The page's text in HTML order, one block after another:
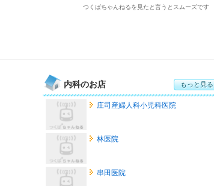
つくばちゃんねるを見たと言うとスムーズです
内科のお店 もっと見る
庄司産婦人科小児科医院
林医院
串田医院